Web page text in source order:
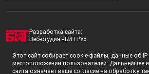
Разработка сайта:
Веб-студия «БИТРУ»
2023 © i-market |
Пользовательское соглашение
Политика конфиденциальности
Этот сайт собирает cookie-файлы, данные об
местоположении пользователей. Дальнейшее
сайта означает ваше согласие на обработку